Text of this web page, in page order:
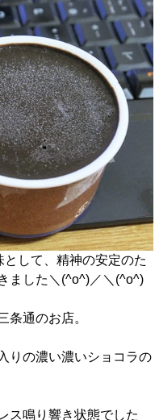
して、精神の安定のた
ました＼(^o^)／＼(^o^)
条通のお店。
りの濃い濃いショコラの
ス鳴り響き状態でした